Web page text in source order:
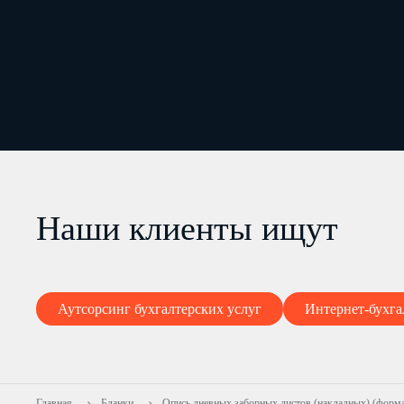
Наши клиенты ищут
Аутсорсинг бухгалтерских услуг Интернет-